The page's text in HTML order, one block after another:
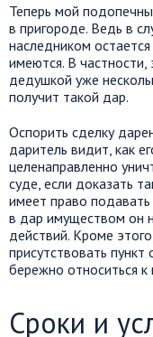
Теперь мой
в пригороде. Ведь в
наследником
имеются. В частности,
дедушкой уже
получит такой дар.
Оспорить сделку
даритель видит, как
целенаправленно
суде, если доказать
имеет право
в дар имуществом он
действий. Кроме
присутствовать
бережно относиться к
Сроки и